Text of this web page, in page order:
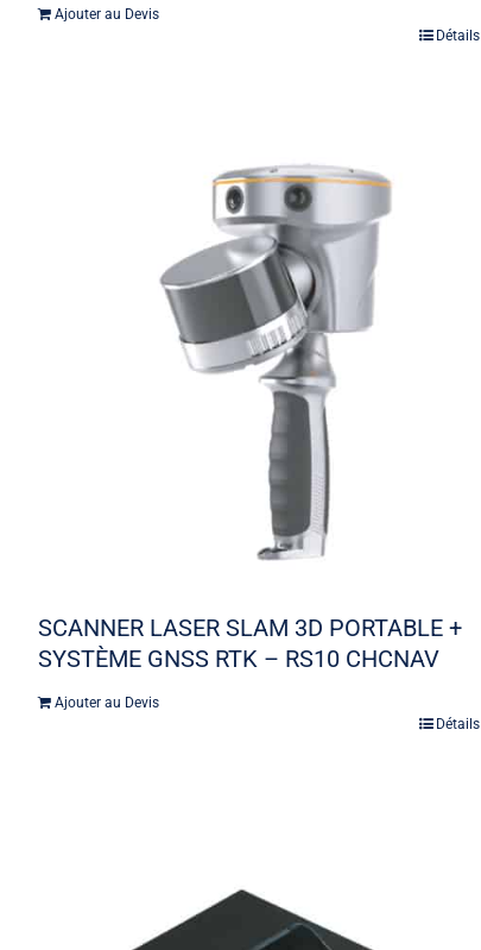
Ajouter au Devis
Détails
SCANNER LASER SLAM 3D PORTABLE +
SYSTÈME GNSS RTK – RS10 CHCNAV
Ajouter au Devis
Détails